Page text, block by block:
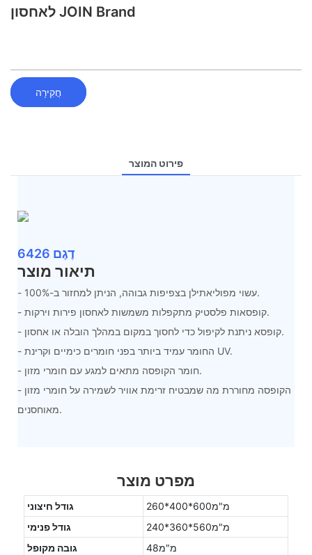
לאחסון JOIN Brand
חֲקִירָה
פירוט המוצר
דֶגֶם 6426
תיאור מוצר
- עשוי מפוליאתילן בצפיפות גבוהה, הניתן למחזור ב-100%.
- קופסאות פלסטיק מתקפלות משמשות לאחסון פירות וירקות.
- קופסא ניתנת לקיפול כדי לחסוך במקום במהלך הובלה או אחסון.
- החומר עמיד ביותר בפני חומרים כימיים וקרינת UV.
- חומר הקופסה מתאים למגע עם חומרי מזון.
- הקופסה מחוררת מה שמבטיח זרימת אוויר לשמירה על חומרי מזון
מאוחסנים.
מפרט מוצר
גודל חיצוני
מ"מ600*400*260
גודל פנימי
מ"מ560*360*240
גובה מקופל
מ"מ48